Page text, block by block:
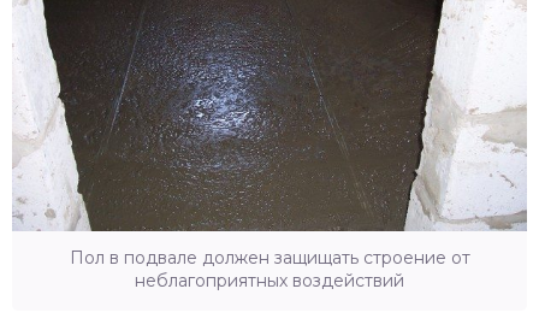
Пол в подвале должен защищать строение от
неблагоприятных воздействий